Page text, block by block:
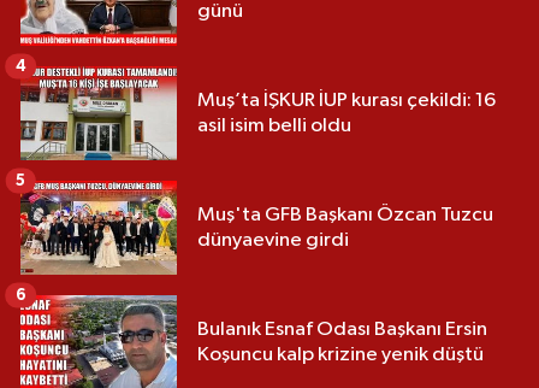
günü
Muş’ta İŞKUR İUP kurası çekildi: 16
asil isim belli oldu
4
Muş'ta GFB Başkanı Özcan Tuzcu
dünyaevine girdi
5
Bulanık Esnaf Odası Başkanı Ersin
Koşuncu kalp krizine yenik düştü
6